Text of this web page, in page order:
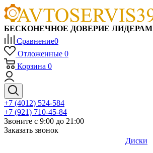
БЕСКОНЕЧНОЕ ДОВЕРИЕ ЛИДЕРАМ
Сравнение0
Отложенные 0
Корзина 0
+7 (4012) 524-584
+7 (921) 710-45-84
Звоните с 9:00 до 21:00
Заказать звонок
Диски